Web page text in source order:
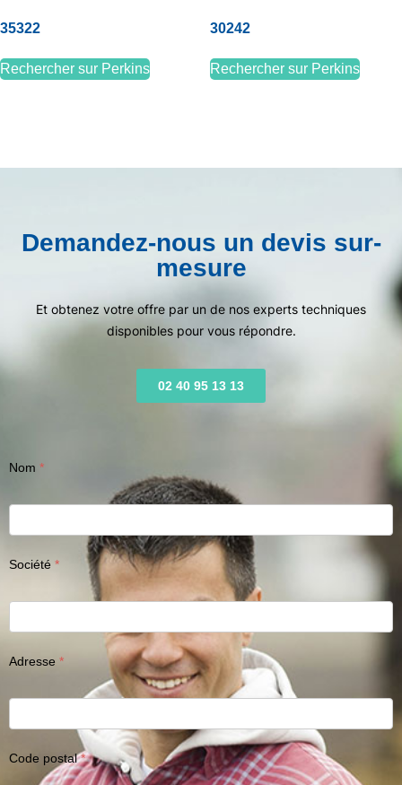
35322
Rechercher sur Perkins
30242
Rechercher sur Perkins
Demandez-nous un devis sur-
mesure
Et obtenez votre offre par un de nos experts techniques
disponibles pour vous répondre.
02 40 95 13 13
Nom
Société
Adresse
Code postal